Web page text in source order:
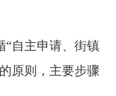
“自主申请、街镇
原则，主要步骤